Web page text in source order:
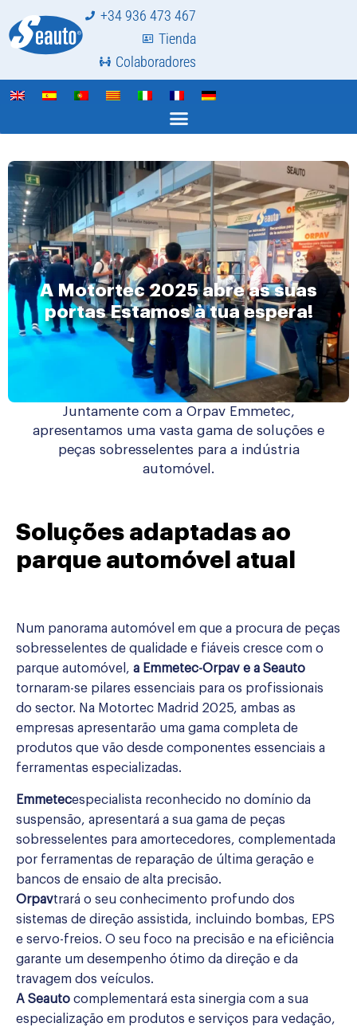
+34 936 473 467
Tienda
Colaboradores
A Motortec 2025 abre as suas
portas Estamos à tua espera!
Juntamente com a Orpav Emmetec,
apresentamos uma vasta gama de soluções e
peças sobresselentes para a indústria
automóvel.
Soluções adaptadas ao
parque automóvel atual
Num panorama automóvel em que a procura de peças
sobresselentes de qualidade e fiáveis cresce com o
parque automóvel, a Emmetec-Orpav e a Seauto
tornaram-se pilares essenciais para os profissionais
do sector. Na Motortec Madrid 2025, ambas as
empresas apresentarão uma gama completa de
produtos que vão desde componentes essenciais a
ferramentas especializadas.
Emmetecespecialista reconhecido no domínio da
suspensão, apresentará a sua gama de peças
sobresselentes para amortecedores, complementada
por ferramentas de reparação de última geração e
bancos de ensaio de alta precisão.
Orpavtrará o seu conhecimento profundo dos
sistemas de direção assistida, incluindo bombas, EPS
e servo-freios. O seu foco na precisão e na eficiência
garante um desempenho ótimo da direção e da
travagem dos veículos.
A Seauto complementará esta sinergia com a sua
especialização em produtos e serviços para vedação,